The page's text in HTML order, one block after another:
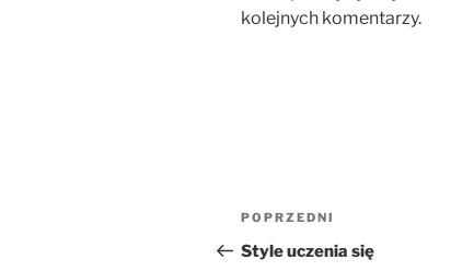
kolejnych komentarzy.
Nawigacja
wpisu
Poprzedni
wpis
POPRZEDNI
Style uczenia się